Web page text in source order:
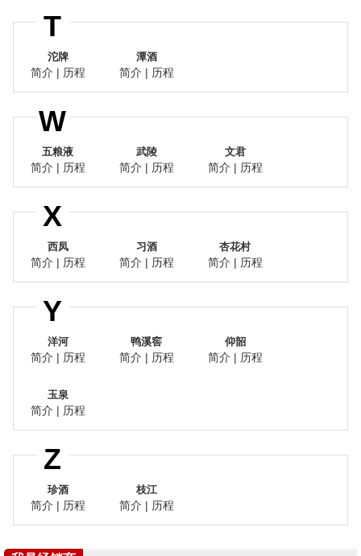
T
沱牌
简介 | 历程
潭酒
简介 | 历程
W
五粮液
简介 | 历程
武陵
简介 | 历程
文君
简介 | 历程
X
西凤
简介 | 历程
习酒
简介 | 历程
杏花村
简介 | 历程
Y
洋河
简介 | 历程
鸭溪窖
简介 | 历程
仰韶
简介 | 历程
玉泉
简介 | 历程
Z
珍酒
简介 | 历程
枝江
简介 | 历程